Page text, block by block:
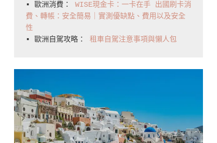
▪️ 歐洲消費： WISE現金卡：一卡在手 出國刷卡消
費、轉帳：安全簡易｜實測優缺點、費用以及安全
性
▪️ 歐洲自駕攻略： 租車自駕注意事項與懶人包